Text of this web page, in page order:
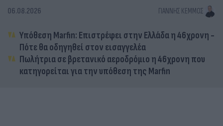
06.08.2026 ΓΙΆΝΝΗΣ ΚΈΜΜΟΣ
Υπόθεση Marfin: Επιστρέφει στην Ελλάδα η 46χρονη -
Πότε θα οδηγηθεί στον εισαγγελέα
Πωλήτρια σε βρετανικό αεροδρόμιο η 46χρονη που
κατηγορείται για την υπόθεση της Marfin